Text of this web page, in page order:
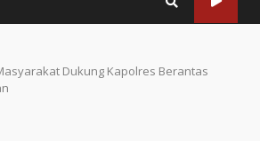
Dukung Kapolres Berantas